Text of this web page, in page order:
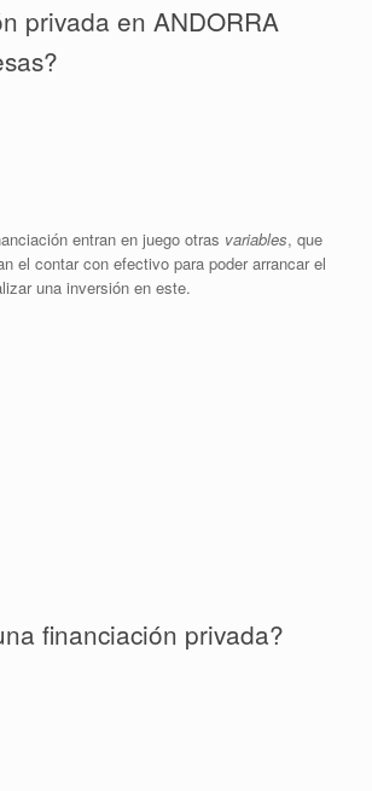
privada en ANDORRA
entran en juego otras variables, que
el contar con efectivo para poder arrancar el
una inversión en este.
financiación privada?